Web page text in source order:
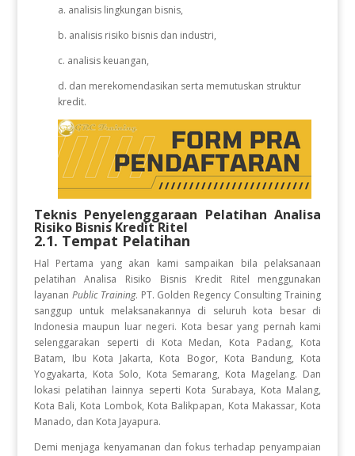
a. analisis lingkungan bisnis,
b. analisis risiko bisnis dan industri,
c. analisis keuangan,
d. dan merekomendasikan serta memutuskan struktur
kredit.
Teknis Penyelenggaraan Pelatihan Analisa
Risiko Bisnis Kredit Ritel
2.1. Tempat Pelatihan
Hal Pertama yang akan kami sampaikan bila pelaksanaan
pelatihan Analisa Risiko Bisnis Kredit Ritel menggunakan
layanan Public Training. PT. Golden Regency Consulting Training
sanggup untuk melaksanakannya di seluruh kota besar di
Indonesia maupun luar negeri. Kota besar yang pernah kami
selenggarakan seperti di Kota Medan, Kota Padang, Kota
Batam, Ibu Kota Jakarta, Kota Bogor, Kota Bandung, Kota
Yogyakarta, Kota Solo, Kota Semarang, Kota Magelang. Dan
lokasi pelatihan lainnya seperti Kota Surabaya, Kota Malang,
Kota Bali, Kota Lombok, Kota Balikpapan, Kota Makassar, Kota
Manado, dan Kota Jayapura.
Demi menjaga kenyamanan dan fokus terhadap penyampaian